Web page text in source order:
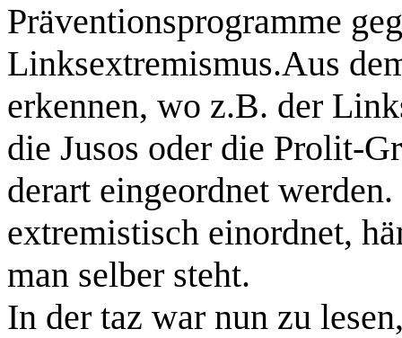
Präventionsprogramme
Linksextremismus.Aus
erkennen, wo z.B. der
die Jusos oder die Prolit-
derart eingeordnet
extremistisch einordnet,
man selber steht.
In der taz war nun zu